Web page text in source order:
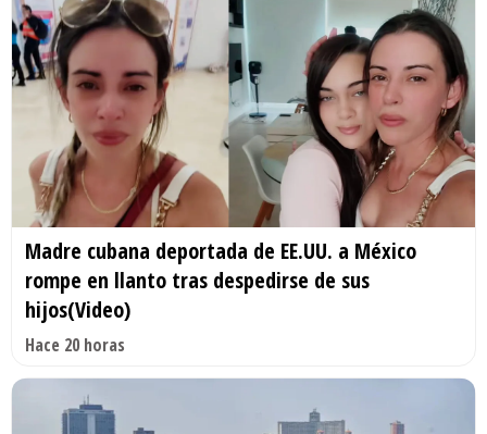
Madre cubana deportada de EE.UU. a México
rompe en llanto tras despedirse de sus
hijos(Video)
Hace 20 horas